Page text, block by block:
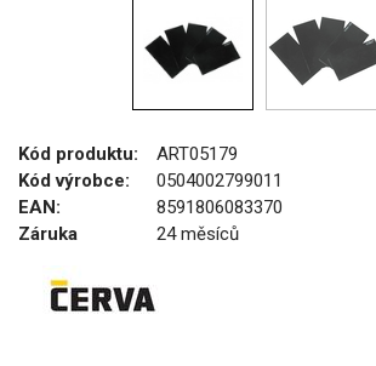
Kód produktu:
ART05179
Kód výrobce:
0504002799011
EAN:
8591806083370
Záruka
24 měsíců